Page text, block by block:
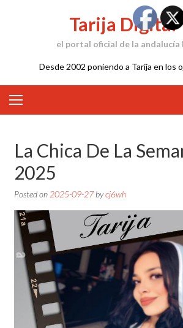
Tarija Digital
el portal oficial de la andalucía
Desde 2002 poniendo a Tarija en los
La Chica De La
2025
Posted on 2025-09-27bycj6wh